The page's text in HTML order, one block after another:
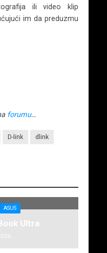
ili video klip
im da preduzmu
forumu…
D-link dlink
ASUS
Ultra